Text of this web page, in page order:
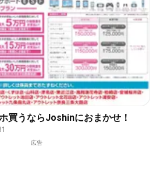
買うならJoshinにおまかせ！
広告